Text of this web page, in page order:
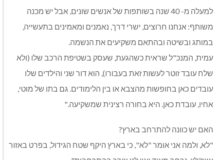
למעלה מ- 40 שנה בשותפות של אנשים שונים, אבל יש מכנה
משותף: אנחנו חרוצים, ישרי דרך, נאמנים ומאמינים בתעשייה,
במותג ובשיטה ובהתאם משקיעים את הנשמה.
עמית, המנכ"ל שראית כשהגעת, שעסק בשטיפת הרכב שלו (ולא
שלח עובד זוטר לעשות זאת בעבורו), הוא דור שני והילדים שלו
עובדים כאן בחופשות מהצבא או בין הלימודים. גם בתו של מוטי,
אחיו, עובדת כאן. היא בחורה רצינית שמשקיעה."
האם יש כוונה להתרחב בארץ?
"לא, ולמה אני אומר "לא", כי בארץ היקף שטח הגידול, בפרט באזור